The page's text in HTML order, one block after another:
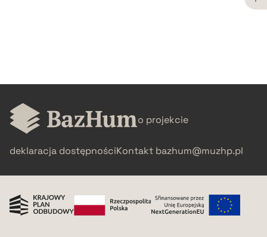
pobierz cytat
o projekcie
deklaracja dostępnościKontakt bazhum@muzhp.pl